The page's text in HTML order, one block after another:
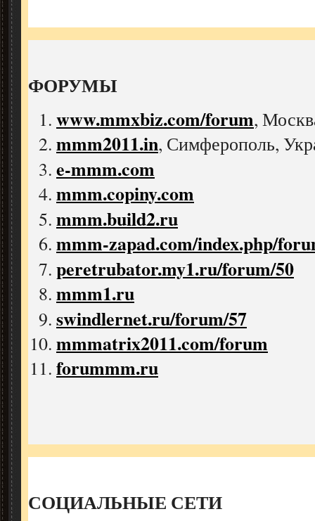
ФОРУМЫ
www.mmxbiz.com/forum,
mmm2011.in, Симферополь,
e-mmm.com
mmm.copiny.com
mmm.build2.ru
mmm-zapad.com/index.php/
peretrubator.my1.ru/forum/50
mmm1.ru
swindlernet.ru/forum/57
mmmatrix2011.com/forum
forummm.ru
СОЦИАЛЬНЫЕ СЕТИ